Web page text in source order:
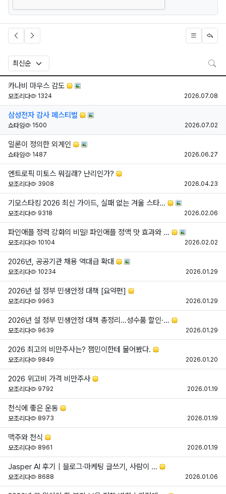
카나비 마우스 감도
모조리다 2026.07.08
1324조회
삼성전자 감사 페스티벌
쇼타임 2026.07.02
1500
일론이 정의한 외계인
쇼타임 2026.06.27
1487
엔트로픽 미토스 뭐길래? 난리인가?
모조리다 2026.04.23
3908
기모스타킹 2026 최신 가이드, 실패 없는 겨울 스타…
모조리다 2026.02.06
9318
파인애플 정력 강화의 비밀! 파인애플 정액 맛 효과와 …
모조리다 2026.02.02
10104조회
2026년, 공공기관 채용 역대급 확대
모조리다 2026.01.29
10234조회
2026년 설 정부 민생안정 대책 [요약편]
모조리다 2026.01.29
9963
2026년 설 정부 민생안정 대책 총정리…성수품 할인·…
모조리다 2026.01.29
9639
2026 최고의 비만주사는? 잼민이한테 물어봤다.
모조리다 2026.01.20
9849
2026 위고비 가격 비만주사
모조리다 2026.01.19
9792
천식에 좋은 운동
모조리다 2026.01.19
8973
맥주와 천식
모조리다 2026.01.19
8961
Jasper AI 후기｜블로그·마케팅 글쓰기, 사람이 …
모조리다 2026.01.06
8688